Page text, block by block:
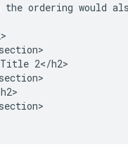
the ordering would
2</h2>